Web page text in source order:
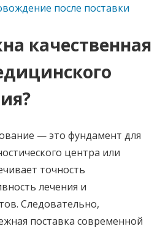
после поставки
качественная
— это фундамент для
центра или
точность
лечения и
Следовательно,
поставка современной